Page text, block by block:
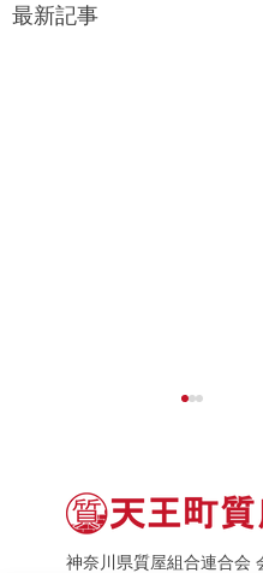
最新記事
神奈川県質屋組合連合会